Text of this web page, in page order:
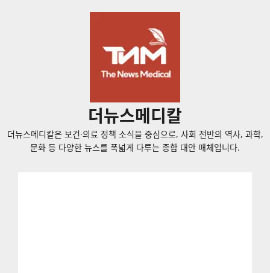
더뉴스메디칼
더뉴스메디칼은 보건·의료 정책 소식을 중심으로, 사회 전반의 역사, 과학,
문화 등 다양한 뉴스를 폭넓게 다루는 종합 대안 매체입니다.